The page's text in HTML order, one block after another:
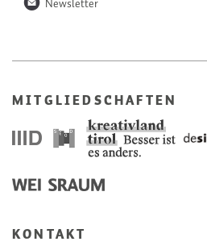
Newsletter
MITGLIEDSCHAFTEN
KONTAKT